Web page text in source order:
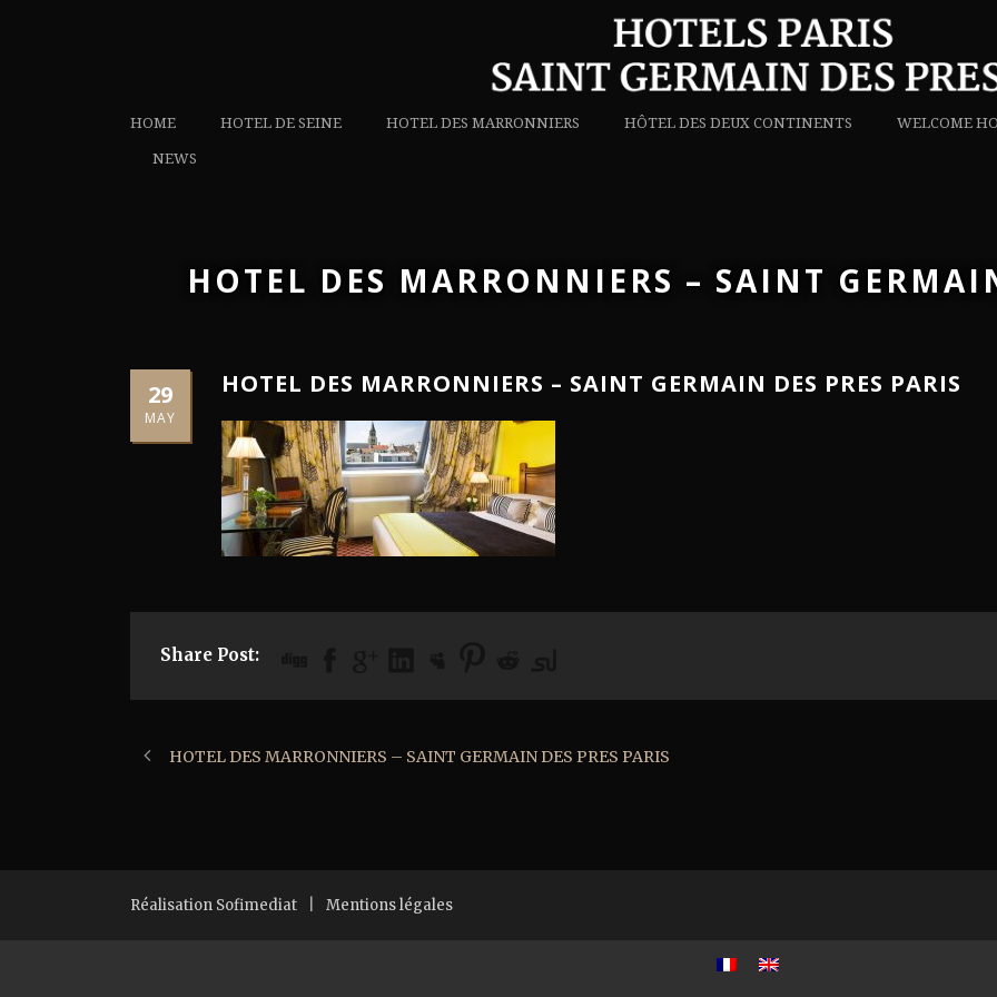
HOME HOTEL DE SEINE HOTEL DES MARRONNIERS HÔTEL DES DEUX CONTINENTS WELCOME
NEWS
HOTEL DES MARRONNIERS – SAINT
29
MAY
HOTEL DES MARRONNIERS – SAINT GERMAIN DES PRES PARIS
Share Post:
HOTEL DES MARRONNIERS – SAINT GERMAIN DES PRES PARIS
Réalisation Sofimediat Mentions légales